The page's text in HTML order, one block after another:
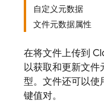
自定义元数据
文件元数据属性
在将文件上传到
以获取和更新文件
型。文件还可以使
键值对。